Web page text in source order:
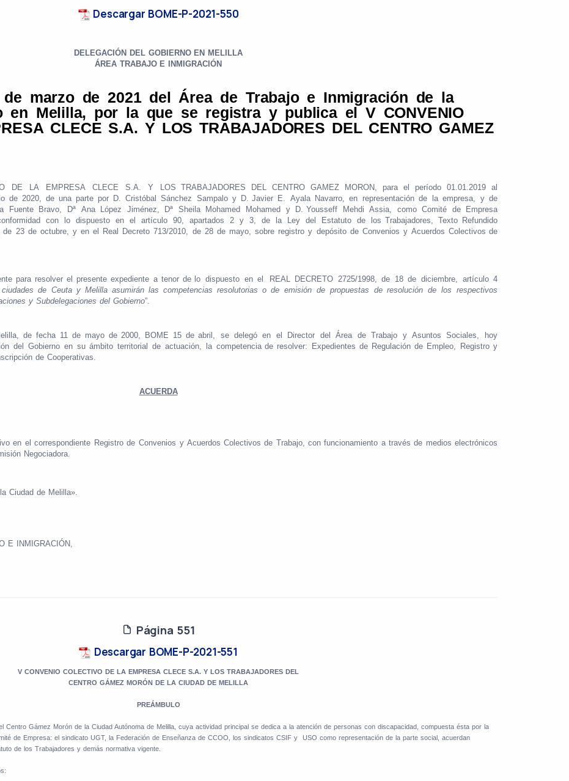
Descargar BOME-P-2021-550
DELEGACIÓN DEL GOBIERNO EN MELILLA
ÁREA TRABAJO E INMIGRACIÓN
de marzo de 2021 del Área de Trabajo e Inmigración de la
en Melilla, por la que se registra y publica el V CONVENIO
CLECE S.A. Y LOS TRABAJADORES DEL CENTRO GAMEZ
DE LA EMPRESA CLECE S.A. Y LOS TRABAJADORES DEL CENTRO GAMEZ MORON, para el período 01.01.2019
al
de 2020, de una parte por D. Cristóbal Sánchez Sampalo y D. Javier E. Ayala Navarro, en representación de la empresa, y de
Fuente Bravo, Dª Ana López Jiménez, Dª Sheila Mohamed Mohamed y D. Yousseff Mehdi Assia, como Comité de
Empresa
con lo dispuesto en el artículo 90, apartados 2 y 3, de la Ley del Estatuto de los Trabajadores, Texto Refundido
de 23 de octubre, y en el Real Decreto 713/2010, de 28 de mayo, sobre registro y depósito de Convenios y Acuerdos Colectivos de
para resolver el presente expediente a tenor de lo dispuesto en el REAL DECRETO 2725/1998, de 18 de diciembre, artículo 4
ciudades de Ceuta y Melilla asumirán las competencias resolutorias o de emisión de propuestas de resolución de los
respectivos
y Subdelegaciones del Gobierno”.
de fecha 11 de mayo de 2000, BOME 15 de abril, se delegó en el Director del Área de Trabajo y Asuntos Sociales,
hoy
del Gobierno en su ámbito territorial de actuación, la competencia de resolver: Expedientes de Regulación de Empleo, Registro y
de Cooperativas.
ACUERDA
en el correspondiente Registro de Convenios y Acuerdos Colectivos de Trabajo, con funcionamiento a través de medios electrónicos
Negociadora.
la Ciudad de Melilla».
E INMIGRACIÓN,
Página 551
Descargar BOME-P-2021-551
V CONVENIO COLECTIVO DE LA EMPRESA CLECE S.A. Y LOS TRABAJADORES DEL
CENTRO GÁMEZ MORÓN DE LA CIUDAD DE MELILLA
PREÁMBULO
Centro Gámez Morón de la Ciudad Autónoma de Melilla, cuya actividad principal se dedica a la atención de personas con discapacidad, compuesta ésta por la
de Empresa: el sindicato UGT, la Federación de Enseñanza de CCOO, los sindicatos CSIF y
USO como representación de la parte social, acuerdan
de los Trabajadores y demás normativa vigente.